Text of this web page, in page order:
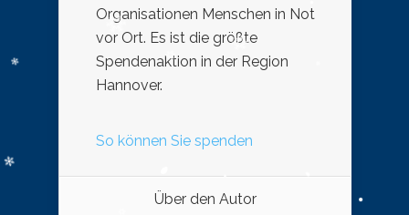
Organisationen Menschen in Not
vor Ort. Es ist die größte
Spendenaktion in der Region
Hannover.
So können Sie spenden
Über den Autor